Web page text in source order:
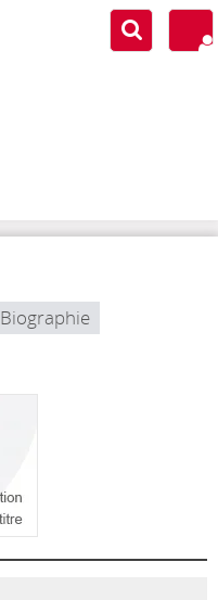
Biographie